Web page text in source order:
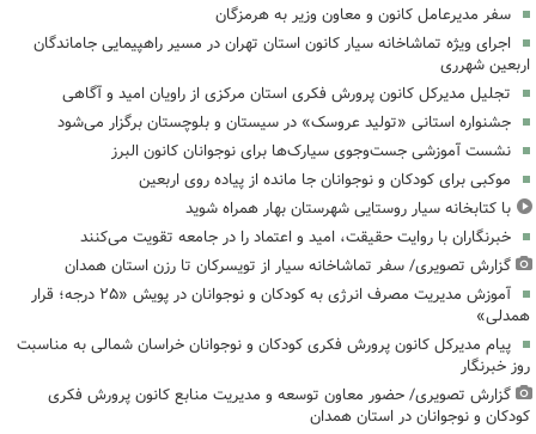
سفر مدیرعامل کانون و معاون وزیر به هرمزگان
اجرای ویژه تماشاخانه سیار کانون استان تهران در مسیر راهپیمایی جاماندگان
اربعین شهرری
تجلیل مدیرکل کانون پرورش فکری استان مرکزی از راویان امید و آگاهی
جشنواره استانی «تولید عروسک» در سیستان و بلوچستان برگزار می‌شود
نشست آموزشی جست‌وجوی سیارک‌ها برای نوجوانان کانون البرز
موکبی برای کودکان و نوجوانان جا مانده از پیاده روی اربعین
با کتابخانه سیار روستایی شهرستان بهار همراه شوید
خبرنگاران با روایت حقیقت، امید و اعتماد را در جامعه تقویت می‌کنند
گزارش تصویری/ سفر تماشاخانه سیار از تویسرکان تا رزن استان همدان
آموزش مدیریت مصرف انرژی به کودکان و نوجوانان در پویش «۲۵ درجه؛ قرار
همدلی»
پیام مدیرکل کانون پرورش فکری کودکان و نوجوانان خراسان شمالی به مناسبت
روز خبرنگار
گزارش تصویری/ حضور معاون توسعه و مدیریت منابع کانون پرورش فکری
کودکان و نوجوانان در استان همدان